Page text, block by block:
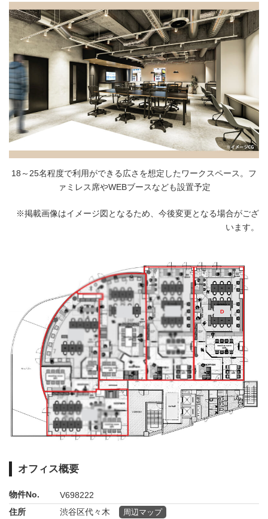
18～25名程度で利用ができる広さを想定したワークスペース。フ
ァミレス席やWEBブースなども設置予定
※掲載画像はイメージ図となるため、今後変更となる場合がござ
います。
オフィス概要
物件No.
V698222
住所
渋谷区代々木 周辺マップ